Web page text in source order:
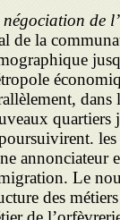
de
de la
dans
quartiers
annonciateur
Le
des